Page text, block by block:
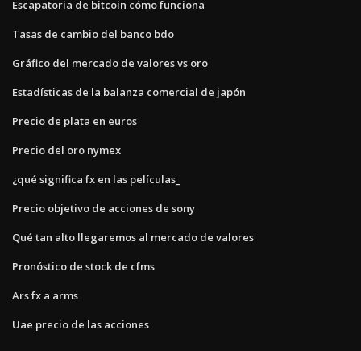
Escapatoria de bitcoin cómo funciona
Tasas de cambio del banco bdo
Gráfico del mercado de valores vs oro
Estadísticas de la balanza comercial de japón
Precio de plata en euros
Precio del oro nymex
¿qué significa fx en las películas_
Precio objetivo de acciones de sony
Qué tan alto llegaremos al mercado de valores
Pronóstico de stock de cfms
Ars fx a arms
Uae precio de las acciones